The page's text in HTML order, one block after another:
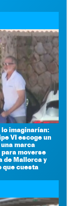
lo imaginarían:
VI escoge un
marca
moverse
de Mallorca y
que cuesta